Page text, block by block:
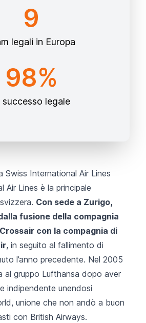
9
legali in Europa
98%
successo legale
Swiss International Air Lines
Air Lines è la principale
Con sede a Zurigo,
fusione della compagnia
con la compagnia di
, in seguito al fallimento di
l’anno precedente. Nel 2005
al gruppo Lufthansa dopo aver
indipendente unendosi
unione che non andò a buon
con British Airways.